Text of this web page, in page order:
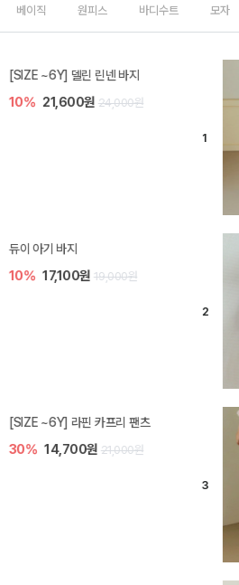
베이직 원피스 바디수트 모자
[SIZE ~6Y] 델린 린넨 바지
10% 21,600원 24,000원
듀이 아기 바지
10% 17,100원 19,000원
[SIZE ~6Y] 라핀 카프리 팬츠
30% 14,700원 21,000원